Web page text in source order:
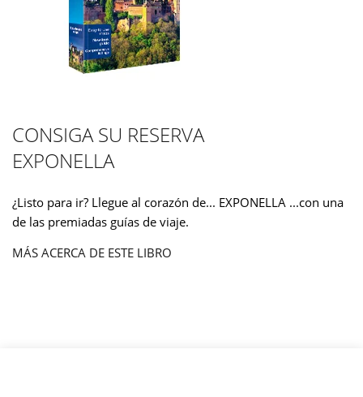
CONSIGA SU RESERVA
EXPONELLA
¿Listo para ir? Llegue al corazón de... EXPONELLA ...con una
de las premiadas guías de viaje.
MÁS ACERCA DE ESTE LIBRO